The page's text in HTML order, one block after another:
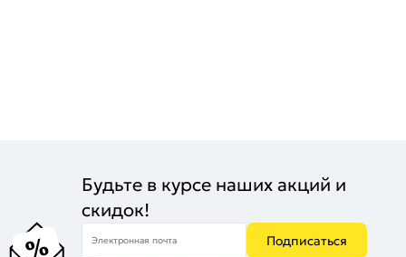
Будьте в курсе наших акций и
скидок!
Электронная почта Подписаться